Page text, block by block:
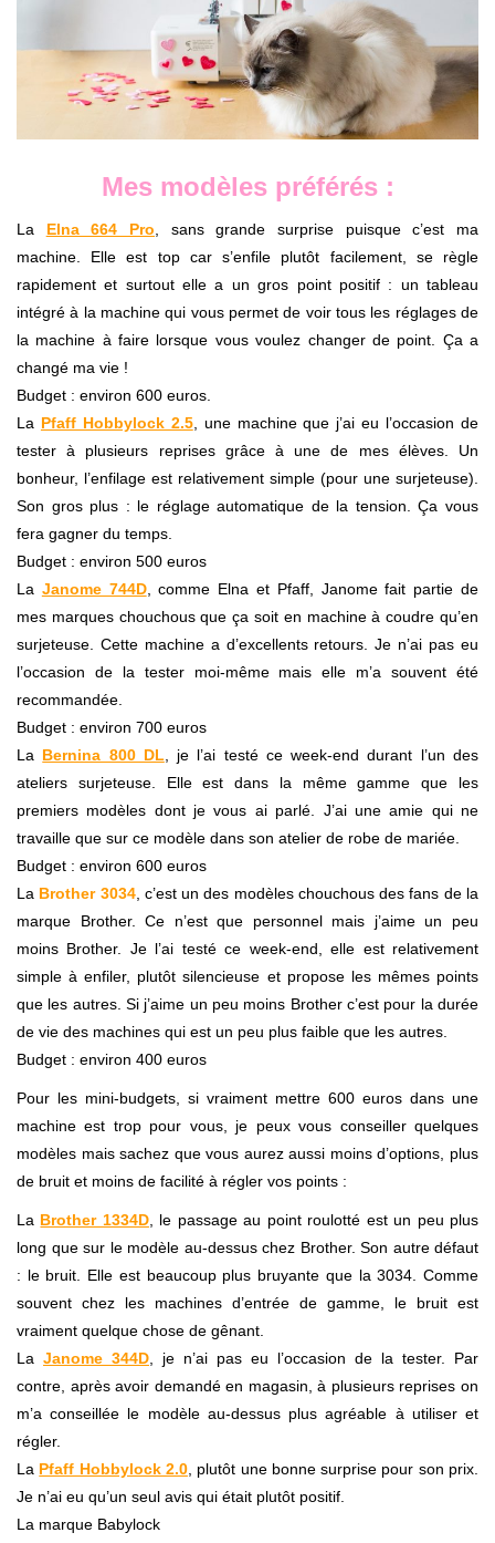
Mes modèles préférés :
La Elna 664 Pro , sans grande surprise puisque c’est ma
machine. Elle est top car s’enfile plutôt facilement, se règle
rapidement et surtout elle a un gros point positif : un tableau
intégré à la machine qui vous permet de voir tous les réglages de
la machine à faire lorsque vous voulez changer de point. Ça a
changé ma vie !
Budget : environ 600 euros.
La Pfaff Hobbylock 2.5, une machine que j’ai eu l’occasion de
tester à plusieurs reprises grâce à une de mes élèves. Un
bonheur, l’enfilage est relativement simple (pour une surjeteuse).
Son gros plus : le réglage automatique de la tension. Ça vous
fera gagner du temps.
Budget : environ 500 euros
La Janome 744D, comme Elna et Pfaff, Janome fait partie de
mes marques chouchous que ça soit en machine à coudre qu’en
surjeteuse. Cette machine a d’excellents retours. Je n’ai pas eu
l’occasion de la tester moi-même mais elle m’a souvent été
recommandée.
Budget : environ 700 euros
La Bernina 800 DL , je l’ai testé ce week-end durant l’un des
ateliers surjeteuse. Elle est dans la même gamme que les
premiers modèles dont je vous ai parlé. J’ai une amie qui ne
travaille que sur ce modèle dans son atelier de robe de mariée.
Budget : environ 600 euros
La Brother 3034, c’est un des modèles chouchous des fans de la
marque Brother. Ce n’est que personnel mais j’aime un peu
moins Brother. Je l’ai testé ce week-end, elle est relativement
simple à enfiler, plutôt silencieuse et propose les mêmes points
que les autres. Si j’aime un peu moins Brother c’est pour la durée
de vie des machines qui est un peu plus faible que les autres.
Budget : environ 400 euros
Pour les mini-budgets, si vraiment mettre 600 euros dans une
machine est trop pour vous, je peux vous conseiller quelques
modèles mais sachez que vous aurez aussi moins d’options, plus
de bruit et moins de facilité à régler vos points :
La Brother 1334D, le passage au point roulotté est un peu plus
long que sur le modèle au-dessus chez Brother. Son autre défaut
: le bruit. Elle est beaucoup plus bruyante que la 3034. Comme
souvent chez les machines d’entrée de gamme, le bruit est
vraiment quelque chose de gênant.
La Janome 344D , je n’ai pas eu l’occasion de la tester. Par
contre, après avoir demandé en magasin, à plusieurs reprises on
m’a conseillée le modèle au-dessus plus agréable à utiliser et
régler.
La Pfaff Hobbylock 2.0, plutôt une bonne surprise pour son prix.
Je n’ai eu qu’un seul avis qui était plutôt positif.
La marque Babylock